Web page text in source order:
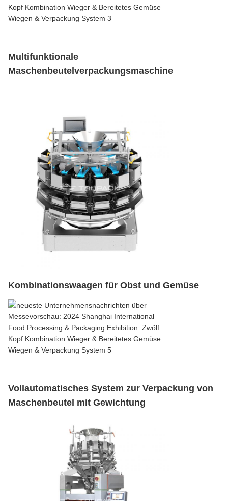
Multifunktionale
Maschenbeutelverpackungsmaschine
Kombinationswaagen für Obst und Gemüse
Vollautomatisches System zur Verpackung von
Maschenbeutel mit Gewichtung